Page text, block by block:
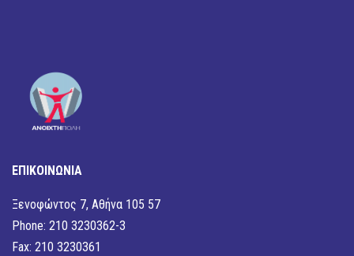
ΕΠΙΚΟΙΝΩΝΙΑ
Ξενοφώντος 7, Αθήνα 105 57
Phone: 210 3230362-3
Fax: 210 3230361